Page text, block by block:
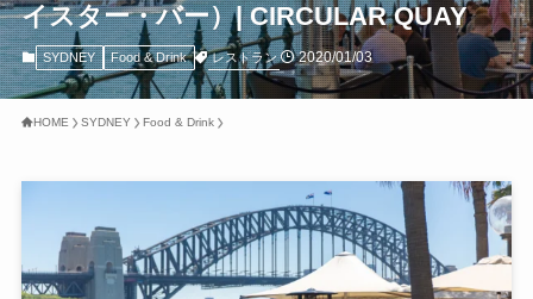
イスター・バー）| CIRCULAR QUAY
SYDNEY Food & Drink レストラン 2020/01/03
HOME SYDNEY Food & Drink